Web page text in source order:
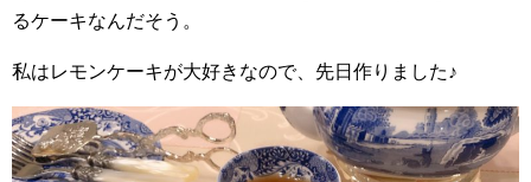
るケーキなんだそう。
私はレモンケーキが大好きなので、先日作りました♪